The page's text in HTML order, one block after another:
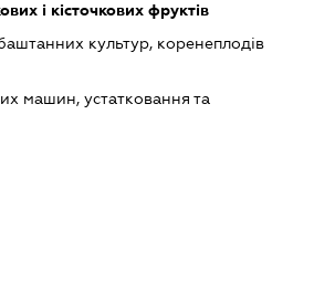
і кісточкових фруктів
культур, коренеплодів
машин, устатковання та